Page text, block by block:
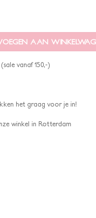
AAN
vanaf 150,-)
het graag voor je in!
winkel in Rotterdam